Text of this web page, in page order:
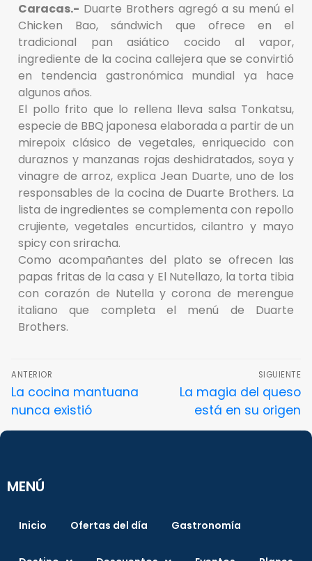
Caracas.- Duarte Brothers agregó a su menú el
Chicken Bao, sándwich que ofrece en el
tradicional pan asiático cocido al vapor,
ingrediente de la cocina callejera que se convirtió
en tendencia gastronómica mundial ya hace
algunos años.
El pollo frito que lo rellena lleva salsa Tonkatsu,
especie de BBQ japonesa elaborada a partir de un
mirepoix clásico de vegetales, enriquecido con
duraznos y manzanas rojas deshidratados, soya y
vinagre de arroz, explica Jean Duarte, uno de los
responsables de la cocina de Duarte Brothers. La
lista de ingredientes se complementa con repollo
crujiente, vegetales encurtidos, cilantro y mayo
spicy con sriracha.
Como acompañantes del plato se ofrecen las
papas fritas de la casa y El Nutellazo, la torta tibia
con corazón de Nutella y corona de merengue
italiano que completa el menú de Duarte
Brothers.
ANTERIOR
La cocina mantuana
nunca existió
SIGUIENTE
La magia del queso
está en su origen
MENÚ
Inicio Ofertas del día Gastronomía